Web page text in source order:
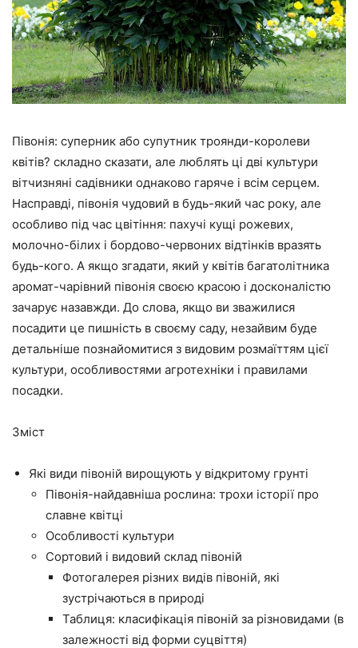
Півонія: суперник або супутник троянди-королеви
квітів? складно сказати, але люблять ці дві культури
вітчизняні садівники однаково гаряче і всім серцем.
Насправді, півонія чудовий в будь-який час року, але
особливо під час цвітіння: пахучі кущі рожевих,
молочно-білих і бордово-червоних відтінків вразять
будь-кого. А якщо згадати, який у квітів багатолітника
аромат-чарівний півонія своєю красою і досконалістю
зачарує назавжди. До слова, якщо ви зважилися
посадити це пишність в своєму саду, незайвим буде
детальніше познайомитися з видовим розмаїттям цієї
культури, особливостями агротехніки і правилами
посадки.
Зміст
Які види півоній вирощують у відкритому грунті
Півонія-найдавніша рослина: трохи історії про
славне квітці
Особливості культури
Сортовий і видовий склад півоній
Фотогалерея різних видів півоній, які
зустрічаються в природі
Таблиця: класифікація півоній за різновидами (в
залежності від форми суцвіття)